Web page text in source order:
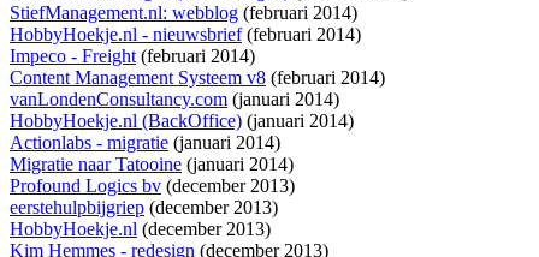
StiefManagement.nl: webblog (februari 2014)
HobbyHoekje.nl - nieuwsbrief(februari 2014)
Impeco - Freight(februari 2014)
Content Management Systeem v8 (februari 2014)
vanLondenConsultancy.com (januari 2014)
HobbyHoekje.nl (BackOffice) (januari 2014)
Actionlabs - migratie (januari 2014)
Migratie naar Tatooine (januari 2014)
Profound Logics bv (december 2013)
eerstehulpbijgriep (december 2013)
HobbyHoekje.nl (december 2013)
Kim Hemmes - redesign (december 2013)